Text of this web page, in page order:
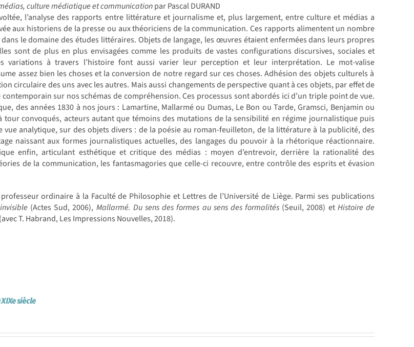
culture médiatique et communicationpar Pascal DURAND
l’analyse des rapports entre littérature et journalisme et, plus largement, entre culture et médias a
aux historiens de la presse ou aux théoriciens de la communication. Ces rapports alimentent un nombre
le domaine des études littéraires. Objets de langage, les œuvres étaient enfermées dans leurs propres
sont de plus en plus envisagées comme les produits de vastes configurations discursives, sociales et
variations à travers l’histoire font aussi varier leur perception et leur interprétation. Le mot-valise
assez bien les choses et la conversion de notre regard sur ces choses. Adhésion des objets culturels à
circulaire des uns avec les autres. Mais aussi changements de perspective quant à ces objets, par effet de
sur nos schémas de compréhension. Ces processus sont abordés ici d’un triple point de vue.
des années 1830 à nos jours : Lamartine, Mallarmé ou Dumas, Le Bon ou Tarde, Gramsci, Benjamin ou
tour convoqués, acteurs autant que témoins des mutations de la sensibilité en régime journalistique puis
vue analytique, sur des objets divers : de la poésie au roman-feuilleton, de la littérature à la publicité, des
naissant aux formes journalistiques actuelles, des langages du pouvoir à la rhétorique réactionnaire.
enfin, articulant esthétique et critique des médias : moyen d’entrevoir, derrière la rationalité des
de la communication, les fantasmagories que celle-ci recouvre, entre contrôle des esprits et évasion
ordinaire à la Faculté de Philosophie et Lettres de l’Université de Liège. Parmi ses publications
(Actes Sud, 2006), Mallarmé. Du sens des formes au sens des formalités (Seuil, 2008) et Histoire de
(avec T. Habrand, Les Impressions Nouvelles, 2018).
siècle